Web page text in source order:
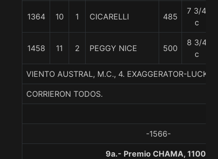
1364 10 1 CICARELLI 485
7 3/4
c
1458 11 2 PEGGY NICE 500
8 3/4
c
VIENTO AUSTRAL, M.C., 4. EXAGGERATOR-LUCKY
CORRIERON TODOS.
-1566-
9a.- Premio CHAMA, 1100